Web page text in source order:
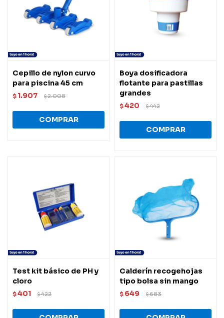
Cepillo de nylon curvo
para piscina 45 cm
$ 1.907 $2.008
Boya dosificadora
flotante para pastillas
grandes
$420 $442
Test kit básico de PH y
cloro
$401 $422
Calderín recogehojas
tipo bolsa sin mango
$ 649 $683